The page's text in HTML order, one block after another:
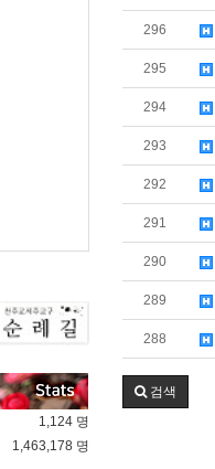
296
295
294
293
292
291
290
289
288
검색
1,124 명
1,463,178 명